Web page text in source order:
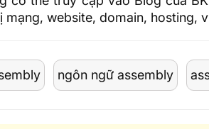
mạng, website, domain, hosting,
ngôn ngữ assembly